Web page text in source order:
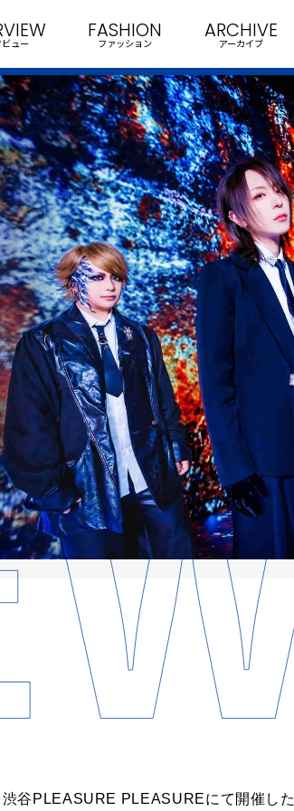
ュー
FASHION
ファッション
ARCHIVE
アーカイブ
谷PLEASURE PLEASUREにて開催し